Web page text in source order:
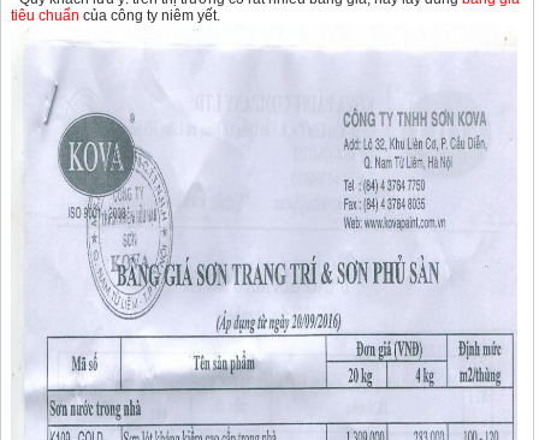
tiêu chuẩn của công ty niêm yết.